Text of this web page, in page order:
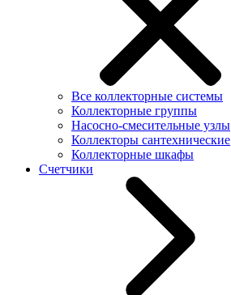
Все коллекторные системы
Коллекторные группы
Насосно-смесительные узлы
Коллекторы сантехнические
Коллекторные шкафы
Счетчики